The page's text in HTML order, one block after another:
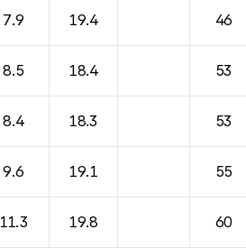
7.9 19.4 46
8.5 18.4 53
8.4 18.3 53
9.6 19.1 55
11.3 19.8 60